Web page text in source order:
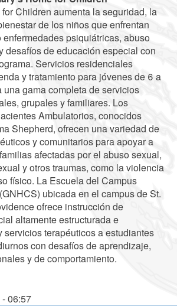
Children aumenta la seguridad, la
de los niños que enfrentan
enfermedades psiquiátricas, abuso
desafíos de educación especial con
Servicios residenciales
y tratamiento para jóvenes de 6 a
una gama completa de servicios
grupales y familiares. Los
Ambulatorios, conocidos
Shepherd, ofrecen una variedad de
y comunitarios para apoyar a
afectadas por el abuso sexual,
y otros traumas, como la violencia
físico. La Escuela del Campus
ubicada en el campus de St.
ofrece instrucción de
altamente estructurada e
servicios terapéuticos a estudiantes
con desafíos de aprendizaje,
y de comportamiento.
06:57